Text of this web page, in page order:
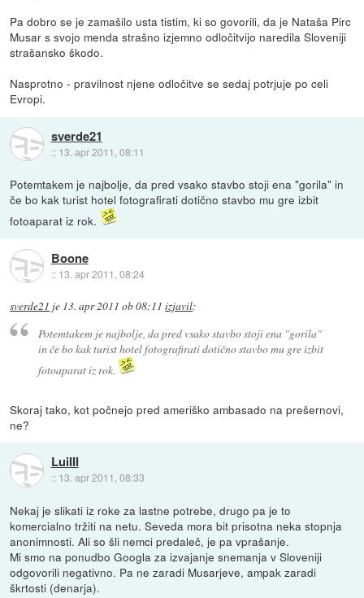
Pa dobro se je zamašilo usta tistim, ki so govorili, da je Nataša Pirc
Musar s svojo menda strašno izjemno odločitvijo naredila Sloveniji
strašansko škodo.
Nasprotno - pravilnost njene odločitve se sedaj potrjuje po celi
Evropi.
sverde21
:: 13. apr 2011, 08:11
Potemtakem je najbolje, da pred vsako stavbo stoji ena "gorila" in
če bo kak turist hotel fotografirati dotično stavbo mu gre izbit
fotoaparat iz rok.
Boone
:: 13. apr 2011, 08:24
sverde21 je 13. apr 2011 ob 08:11 izjavil:
Potemtakem je najbolje, da pred vsako stavbo stoji ena "gorila"
in če bo kak turist hotel fotografirati dotično stavbo mu gre izbit
fotoaparat iz rok.
Skoraj tako, kot počnejo pred ameriško ambasado na prešernovi,
ne?
LuiIII
:: 13. apr 2011, 08:33
Nekaj je slikati iz roke za lastne potrebe, drugo pa je to
komercialno tržiti na netu. Seveda mora bit prisotna neka stopnja
anonimnosti. Ali so šli nemci predaleč, je pa vprašanje.
Mi smo na ponudbo Googla za izvajanje snemanja v Sloveniji
odgovorili negativno. Pa ne zaradi Musarjeve, ampak zaradi
škrtosti (denarja).